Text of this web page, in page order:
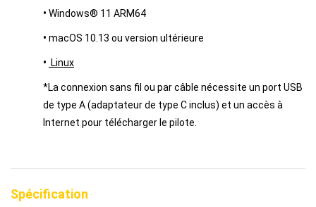
• Windows® 11 ARM64
• macOS 10.13 ou version ultérieure
• Linux
*La connexion sans fil ou par câble nécessite un port USB
de type A (adaptateur de type C inclus) et un accès à
Internet pour télécharger le pilote.
Spécification